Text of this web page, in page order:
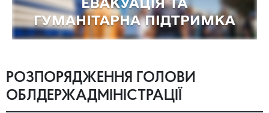
РОЗПОРЯДЖЕННЯ ГОЛОВИ
ОБЛДЕРЖАДМІНІСТРАЦІЇ